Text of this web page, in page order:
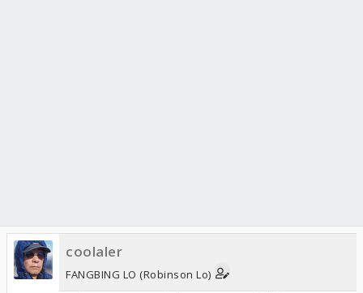
coolaler
FANGBING LO (Robinson Lo)